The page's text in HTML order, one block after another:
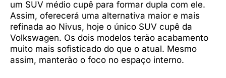
um SUV médio cupê para formar dupla com ele.
Assim, oferecerá uma alternativa maior e mais
refinada ao Nivus, hoje o único SUV cupê da
Volkswagen. Os dois modelos terão acabamento
muito mais sofisticado do que o atual. Mesmo
assim, manterão o foco no espaço interno.